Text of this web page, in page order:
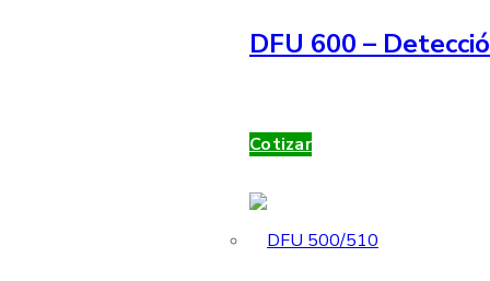
DFU 600 –
Cotizar